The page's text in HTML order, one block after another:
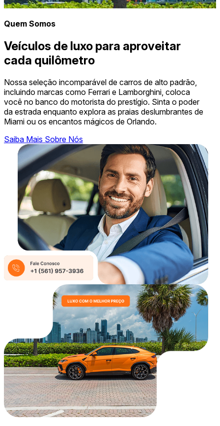
Quem Somos
Veículos de luxo para aproveitar
cada quilômetro
Nossa seleção incomparável de carros de alto padrão,
incluindo marcas como Ferrari e Lamborghini, coloca
você no banco do motorista do prestígio. Sinta o poder
da estrada enquanto explora as praias deslumbrantes de
Miami ou os encantos mágicos de Orlando.
Saiba Mais Sobre Nós